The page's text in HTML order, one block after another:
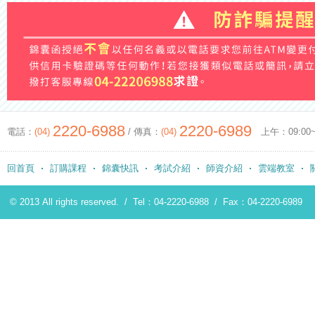
電話： (04) 2220-6988 / 傳真： (04) 2220-6989 上午：
回首頁 訂購課程 錦囊快訊 考試介紹 師資介紹 雲端教室
© 2013 All rights reserved. / Tel：04-2220-6988 / Fax：04-2220-6989